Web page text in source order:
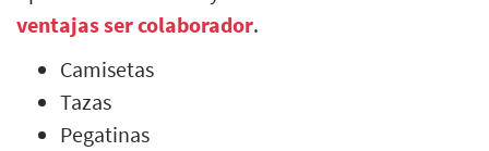
ventajas ser colaborador.
Camisetas
Tazas
Pegatinas